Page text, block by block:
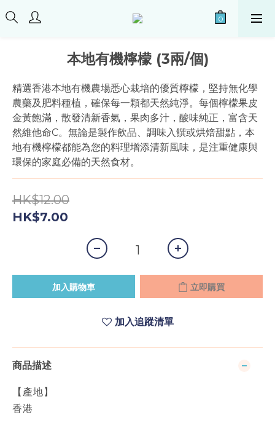
本地有機檸檬 (3兩/個)
精選香港本地有機農場悉心栽培的優質檸檬，堅持無化學
農藥及肥料種植，確保每一顆都天然純淨。每個檸檬果皮
金黃飽滿，散發清新香氣，果肉多汁，酸味純正，富含天
然維他命C。無論是製作飲品、調味入饌或烘焙甜點，本
地有機檸檬都能為您的料理增添清新風味，是注重健康與
環保的家庭必備的天然食材。
HK$12.00
HK$7.00
加入購物車 立即購買
加入追蹤清單
商品描述
【產地】
香港